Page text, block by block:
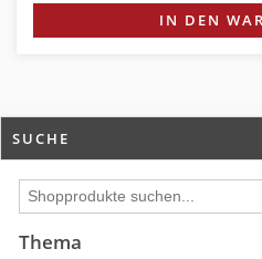
IN DEN
SUCHE
Thema